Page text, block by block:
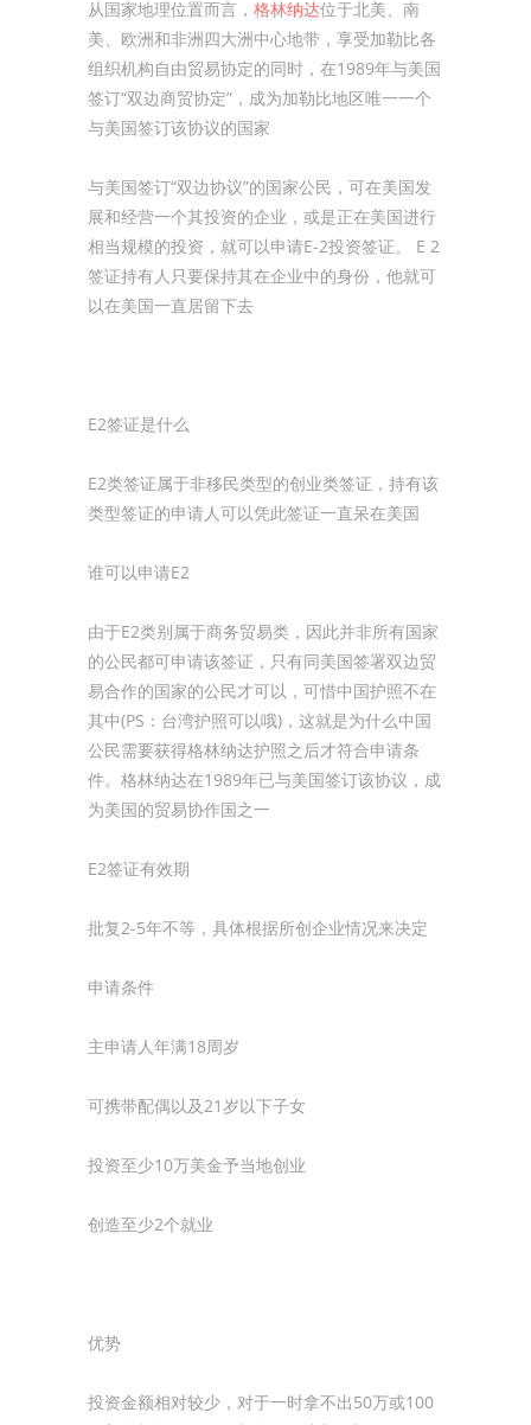
从国家地理位置而言， 格林纳达位于北美、南
美、欧洲和非洲四大洲中心地带，享受加勒比各
组织机构自由贸易协定的同时，在1989年与美国
签订“双边商贸协定”，成为加勒比地区唯一一个
与美国签订该协议的国家
与美国签订“双边协议”的国家公民，可在美国发
展和经营一个其投资的企业，或是正在美国进行
相当规模的投资，就可以申请E-2投资签证。 E 2
签证持有人只要保持其在企业中的身份，他就可
以在美国一直居留下去
E2签证是什么
E2类签证属于非移民类型的创业类签证，持有该
类型签证的申请人可以凭此签证一直呆在美国
谁可以申请E2
由于E2类别属于商务贸易类，因此并非所有国家
的公民都可申请该签证，只有同美国签署双边贸
易合作的国家的公民才可以，可惜中国护照不在
其中(PS：台湾护照可以哦)，这就是为什么中国
公民需要获得格林纳达护照之后才符合申请条
件。格林纳达在1989年已与美国签订该协议，成
为美国的贸易协作国之一
E2签证有效期
批复2-5年不等，具体根据所创企业情况来决定
申请条件
主申请人年满18周岁
可携带配偶以及21岁以下子女
投资至少10万美金予当地创业
创造至少2个就业
优势
投资金额相对较少，对于一时拿不出50万或100